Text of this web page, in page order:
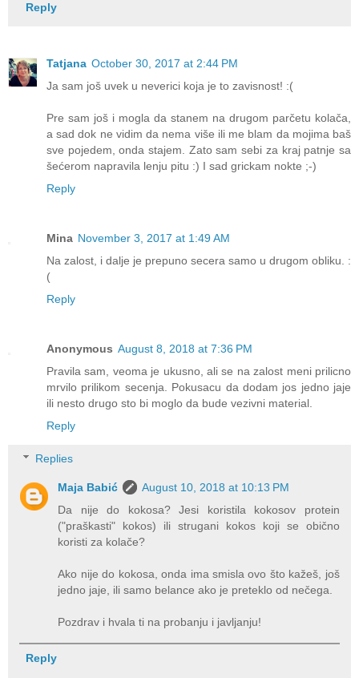
Reply
Tatjana October 30, 2017 at 2:44 PM
Ja sam još uvek u neverici koja je to zavisnost! :(
Pre sam još i mogla da stanem na drugom parčetu kolača,
a sad dok ne vidim da nema više ili me blam da mojima baš
sve pojedem, onda stajem. Zato sam sebi za kraj patnje sa
šećerom napravila lenju pitu :) I sad grickam nokte ;-)
Reply
Mina November 3, 2017 at 1:49 AM
Na zalost, i dalje je prepuno secera samo u drugom obliku. :
(
Reply
Anonymous August 8, 2018 at 7:36 PM
Pravila sam, veoma je ukusno, ali se na zalost meni prilicno
mrvilo prilikom secenja. Pokusacu da dodam jos jedno jaje
ili nesto drugo sto bi moglo da bude vezivni material.
Reply
Replies
Maja Babić
August 10, 2018 at 10:13 PM
Da nije do kokosa? Jesi koristila kokosov protein
("praškasti" kokos) ili strugani kokos koji se obično
koristi za kolače?
Ako nije do kokosa, onda ima smisla ovo što kažeš, još
jedno jaje, ili samo belance ako je preteklo od nečega.
Pozdrav i hvala ti na probanju i javljanju!
Reply